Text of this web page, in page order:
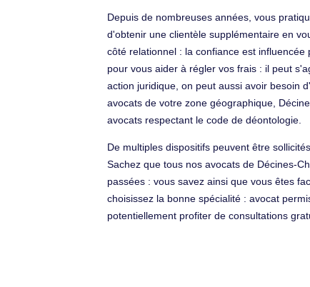
Depuis de nombreuses années, vous
d'obtenir une clientèle supplémentaire en
côté relationnel : la confiance est
pour vous aider à régler vos frais : il peut
action juridique, on peut aussi avoir besoin
avocats de votre zone géographique,
avocats respectant le code de déontologie.
De multiples dispositifs peuvent être
Sachez que tous nos avocats de Décines-
passées : vous savez ainsi que vous êtes
choisissez la bonne spécialité : avocat
potentiellement profiter de consultations